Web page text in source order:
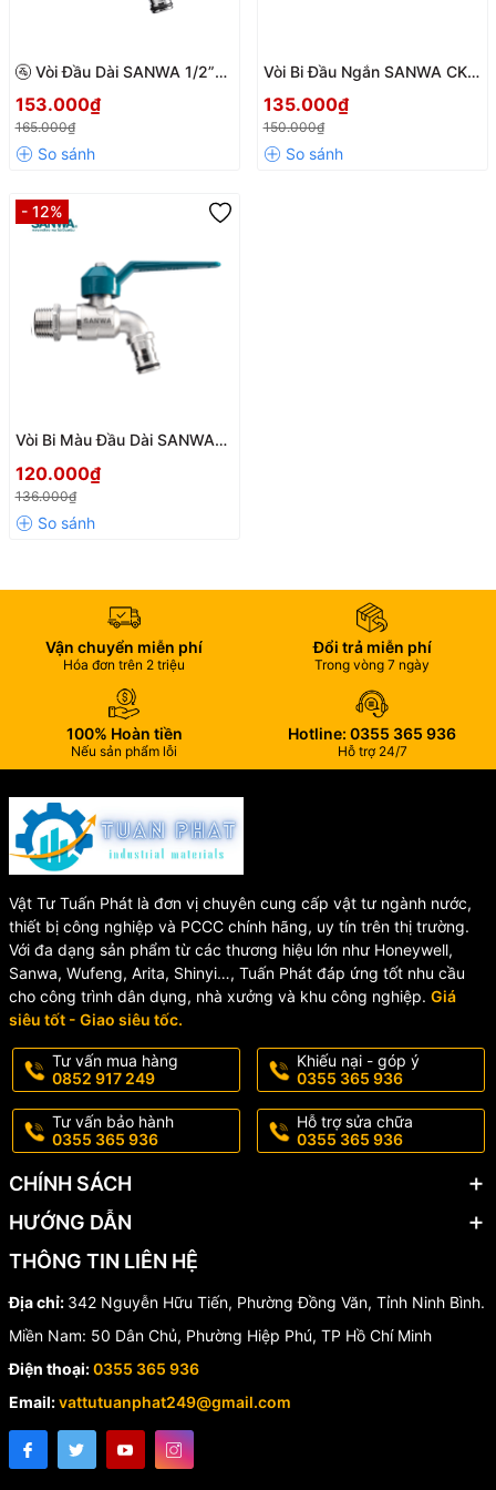
🚰 Vòi Đầu Dài SANWA 1/2”
Nước Chính Hãng, Chống Gỉ,
Siêu Bền
153.000₫
165.000₫
Vòi Bi Đầu Ngắn SANWA CK
Đối, Siêu Bền Chuẩn JIS
135.000₫
150.000₫
- 12%
Vòi Bi Màu Đầu Dài SANWA
Bỉ, Thẩm Mỹ Cao
120.000₫
136.000₫
Vận chuyển miễn phí
Hóa đơn trên 2 triệu
Đổi trả miễn phí
Trong vòng 7 ngày
100% Hoàn tiền
Nếu sản phẩm lỗi
Hotline: 0355 365 936
Hỗ trợ 24/7
Vật Tư Tuấn Phát là đơn vị chuyên cung cấp vật tư ngành nước,
thiết bị công nghiệp và PCCC chính hãng, uy tín trên thị trường.
Với đa dạng sản phẩm từ các thương hiệu lớn như Honeywell,
Sanwa, Wufeng, Arita, Shinyi…, Tuấn Phát đáp ứng tốt nhu cầu
cho công trình dân dụng, nhà xưởng và khu công nghiệp. Giá
siêu tốt - Giao siêu tốc.
Tư vấn mua hàng
0852 917 249
Khiếu nại - góp ý
0355 365 936
Tư vấn bảo hành
0355 365 936
Hỗ trợ sửa chữa
0355 365 936
CHÍNH SÁCH
HƯỚNG DẪN
THÔNG TIN LIÊN HỆ
Địa chỉ: 342 Nguyễn Hữu Tiến, Phường Đồng Văn, Tỉnh Ninh Bình.
Miền Nam: 50 Dân Chủ, Phường Hiệp Phú, TP Hồ Chí Minh
Điện thoại:0355 365 936
Email:vattutuanphat249@gmail.com